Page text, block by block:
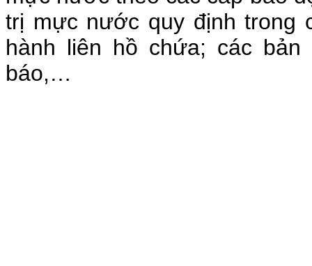
trị mực nước quy định trong
hành liên hồ chứa; các
báo,…